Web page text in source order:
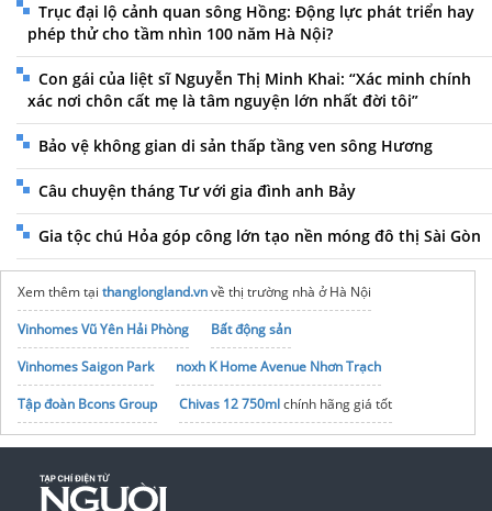
Trục đại lộ cảnh quan sông Hồng: Động lực phát triển hay
phép thử cho tầm nhìn 100 năm Hà Nội?
Con gái của liệt sĩ Nguyễn Thị Minh Khai: “Xác minh chính
xác nơi chôn cất mẹ là tâm nguyện lớn nhất đời tôi”
Bảo vệ không gian di sản thấp tầng ven sông Hương
Câu chuyện tháng Tư với gia đình anh Bảy
Gia tộc chú Hỏa góp công lớn tạo nền móng đô thị Sài Gòn
Xem thêm tại thanglongland.vnvề thị trường nhà ở Hà Nội
Vinhomes Vũ Yên Hải Phòng
Bất động sản
Vinhomes Saigon Park
noxh K Home Avenue Nhơn Trạch
Tập đoàn Bcons Group
Chivas 12 750mlchính hãng giá tốt